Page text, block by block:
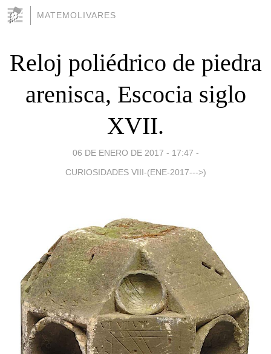
MATEMOLIVARES
Reloj poliédrico de piedra
arenisca, Escocia siglo
XVII.
06 DE ENERO DE 2017 - 17:47 -
CURIOSIDADES VIII-(ENE-2017--->)